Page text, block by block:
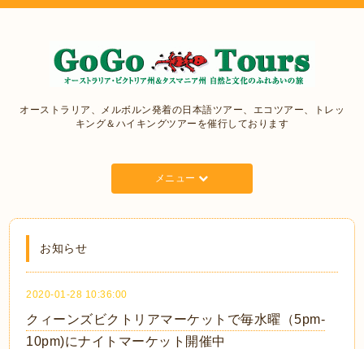
オーストラリア、メルボルン発着の日本語ツアー、エコツアー、トレッ
キング＆ハイキングツアーを催行しております
メニュー
お知らせ
2020-01-28 10:36:00
クィーンズビクトリアマーケットで毎水曜（5pm-
10pm)にナイトマーケット開催中